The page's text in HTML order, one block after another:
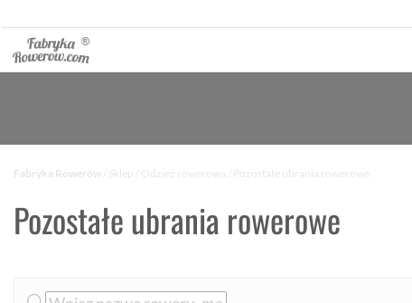
Pozostałe ubrania rowerowe
Fabryka Rowerów Sklep Odzież rowerowa / Pozostałe ubrania rowerowe